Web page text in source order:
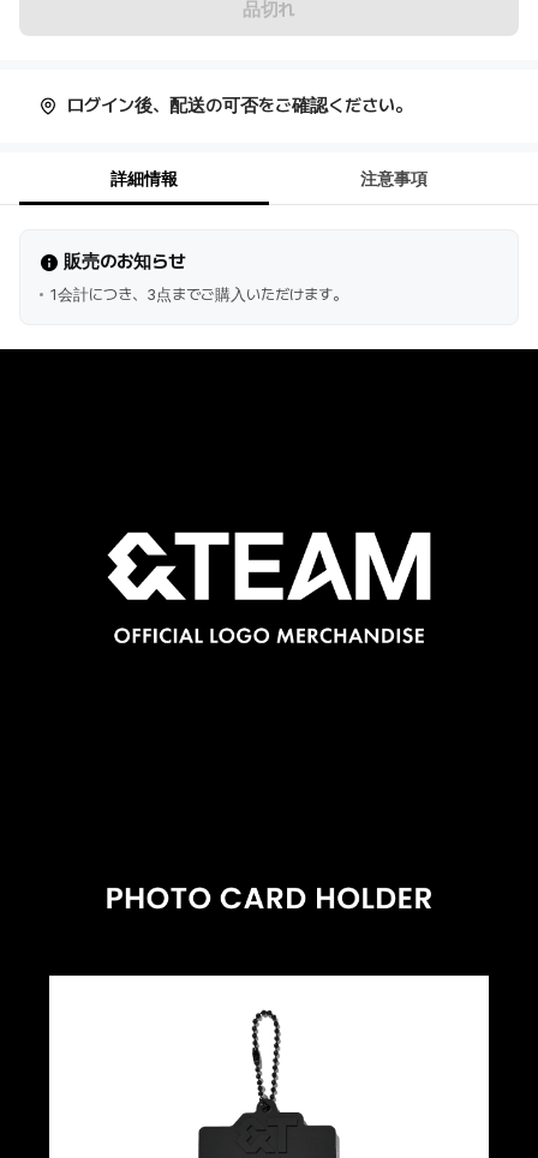
品切れ
ログイン後、配送の可否をご確認ください。
詳細情報 注意事項
販売のお知らせ
1会計につき、3点までご購入いただけます。